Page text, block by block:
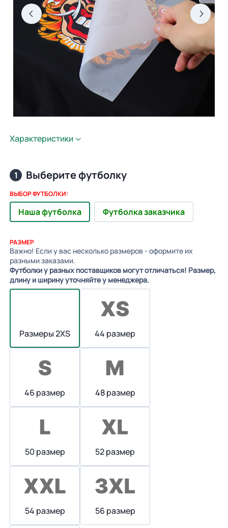
Характеристики
1 Выберите футболку
ВЫБОР ФУТБОЛКИ:
Наша футболка Футболка заказчика
РАЗМЕР
Важно! Если у вас несколько размеров - оформите их
разными заказами.
Футболки у разных поставщиков могут отличаться! Размер,
длину и ширину уточняйте у менеджера.
Размеры 2XS 44 размер
46 размер 48 размер
50 размер 52 размер
54 размер 56 размер